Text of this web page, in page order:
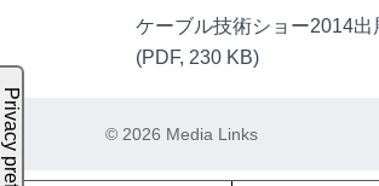
ケーブル技術ショー2014出
(PDF, 230 KB)
© 2026 Media Links